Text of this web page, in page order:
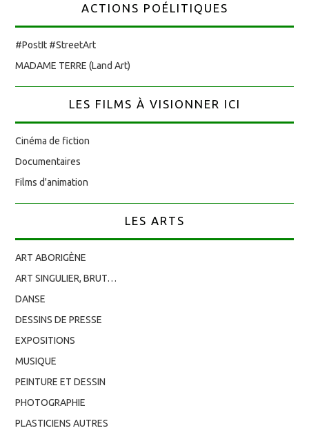
ACTIONS POÉLITIQUES
#PostIt #StreetArt
MADAME TERRE (Land Art)
LES FILMS À VISIONNER ICI
Cinéma de fiction
Documentaires
Films d'animation
LES ARTS
ART ABORIGÈNE
ART SINGULIER, BRUT…
DANSE
DESSINS DE PRESSE
EXPOSITIONS
MUSIQUE
PEINTURE ET DESSIN
PHOTOGRAPHIE
PLASTICIENS AUTRES